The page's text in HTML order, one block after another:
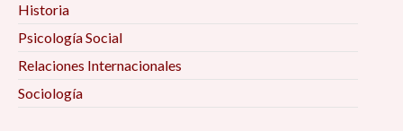
Historia
Psicología Social
Relaciones Internacionales
Sociología